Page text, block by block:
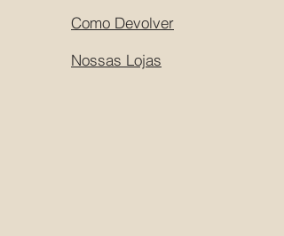
Como Devolver
Nossas Lojas